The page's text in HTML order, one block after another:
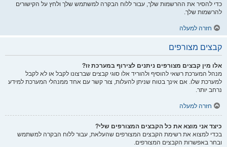
כדי להסיר את ההרשמות שלך, עבור ללוח הבקרה למשתמש שלך ולחץ על הקישורים
להרשמות שלך.
חזרה למעלה
קבצים מצורפים
אלו מין קבצים מצורפים ניתנים לצירוף במערכת זו?
מנהל המערכת רשאי להוסיף ולהוריד אלו סוגי קבצים שברצונו לקבל או לא לקבל
למערכת שלו. אם אינך בטוח שניתן להעלות, צור קשר עם אחד ממנהלי המערכת למידע
נרחב יותר.
חזרה למעלה
כיצד אני מוצא את כל הקבצים המצורפים שלי?
בכדי למצוא את רשימת הקבצים המצורפים שהעלאת, עבור ללוח הבקרה למשתמש
ובחר באפשרות הקבצים המצורפים.